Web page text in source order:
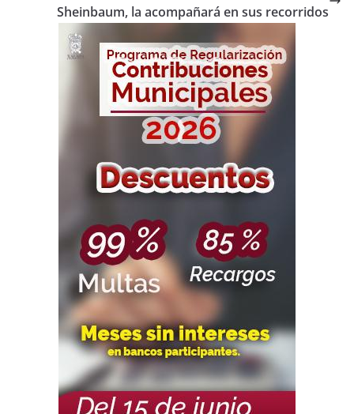
Sheinbaum, la acompañará en sus recorridos